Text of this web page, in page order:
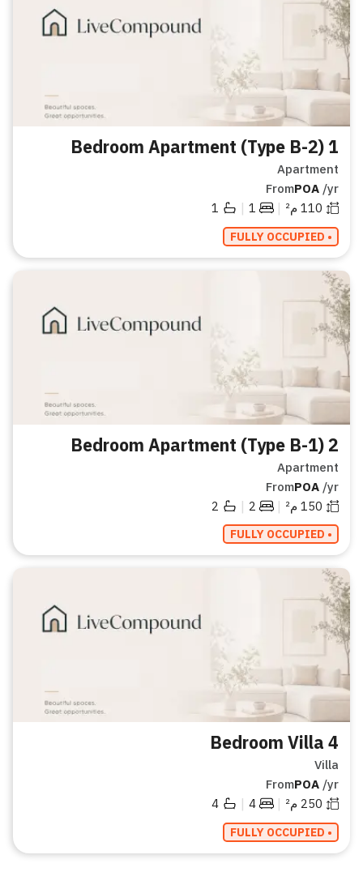
1 Bedroom Apartment (Type B-2)
Apartment
FromPOA /yr
110 م² |
1
|
1
• FULLY OCCUPIED
2 Bedroom Apartment (Type B-1)
Apartment
FromPOA /yr
150 م² |
2
|
2
• FULLY OCCUPIED
4 Bedroom Villa
Villa
FromPOA /yr
250 م² |
4
|
4
• FULLY OCCUPIED